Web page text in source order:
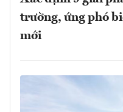
trường, ứng phó
mới